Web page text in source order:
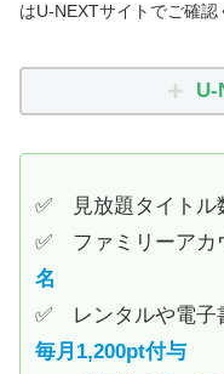
はU-NEXTサイトでご確認
U-
✅ 見放題タイトル
✅ ファミリーアカ
名
✅ レンタルや電子
毎月1,200pt付与